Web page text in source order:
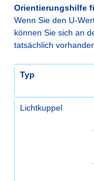
Orientierungshilfe
Wenn Sie den U-
können Sie sich an
tatsächlich
Typ
Lichtkuppel